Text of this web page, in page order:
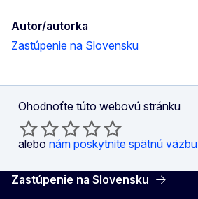
Autor/autorka
Zastúpenie na Slovensku
Ohodnoťte túto webovú stránku
alebo nám poskytnite spätnú väzbu
Zastúpenie na Slovensku